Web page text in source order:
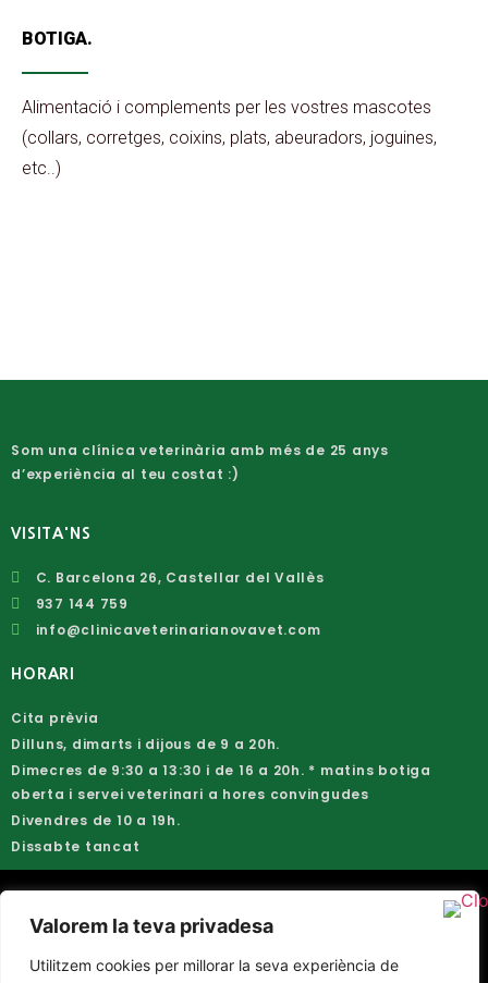
Valorem la teva privadesa
Utilitzem cookies per millorar la seva experiència de
BOTIGA.
Alimentació i complements per les vostres mascotes
(collars, corretges, coixins, plats, abeuradors, joguines,
etc..)
Som una clínica veterinària amb més de 25 anys
d’experiència al teu costat :)
VISITA'NS
C. Barcelona 26, Castellar del Vallès
937 144 759
info@clinicaveterinarianovavet.com
HORARI
Cita prèvia
Dilluns, dimarts i dijous de 9 a 20h.
Dimecres de 9:30 a 13:30 i de 16 a 20h. * matins botiga
oberta i servei veterinari a hores convingudes
Divendres de 10 a 19h.
Dissabte tancat
Avís legal
Política de privacitat